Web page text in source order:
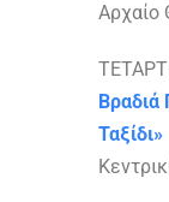
Αρχαίο
Βραδιά
Ταξίδι»